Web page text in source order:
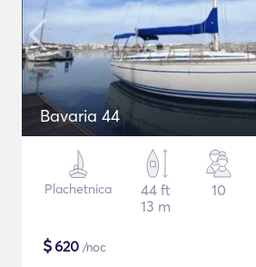
Bavaria 44
Plachetnica
44 ft
13 m
10
$620 /noc